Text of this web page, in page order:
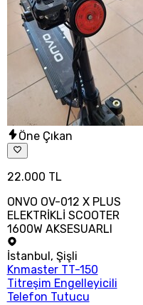
Öne Çıkan
22.000 TL
ONVO OV-012 X PLUS
ELEKTRİKLİ SCOOTER
1600W AKSESUARLI
İstanbul , Şişli
Knmaster TT-150
Titreşim Engelleyicili
Telefon Tutucu